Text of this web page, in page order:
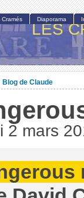
LES
Blog de Claude
2 mars
Cramés Diaporama